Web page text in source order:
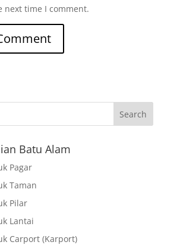
next time I comment.
Search
Batu Alam
Pagar
Taman
Pilar
Lantai
Carport (Karport)